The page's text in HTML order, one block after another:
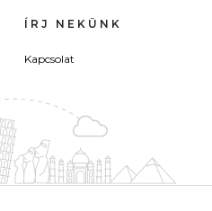
ÍRJ NEKÜNK
Kapcsolat